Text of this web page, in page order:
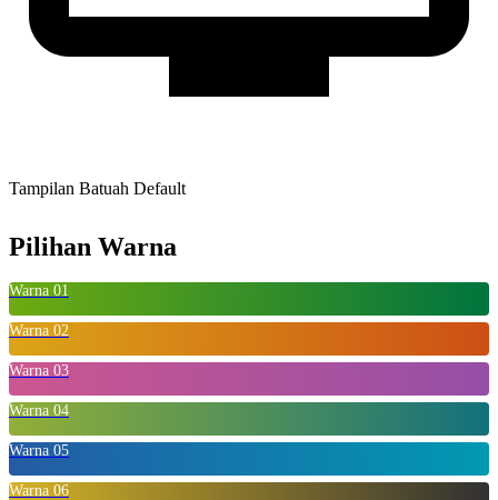
Tampilan Batuah Default
Pilihan Warna
Warna 01
Warna 02
Warna 03
Warna 04
Warna 05
Warna 06